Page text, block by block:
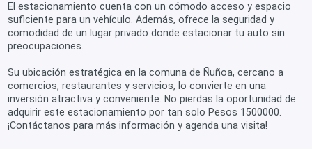
El estacionamiento cuenta con un cómodo acceso y espacio
suficiente para un vehículo. Además, ofrece la seguridad y
comodidad de un lugar privado donde estacionar tu auto sin
preocupaciones.
Su ubicación estratégica en la comuna de Ñuñoa, cercano a
comercios, restaurantes y servicios, lo convierte en una
inversión atractiva y conveniente. No pierdas la oportunidad de
adquirir este estacionamiento por tan solo Pesos 1500000.
¡Contáctanos para más información y agenda una visita!